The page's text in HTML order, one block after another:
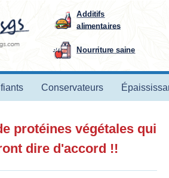
Additifs
alimentaires
Nourriture saine
Conservateurs
protéines végétales qui
dire d'accord !!